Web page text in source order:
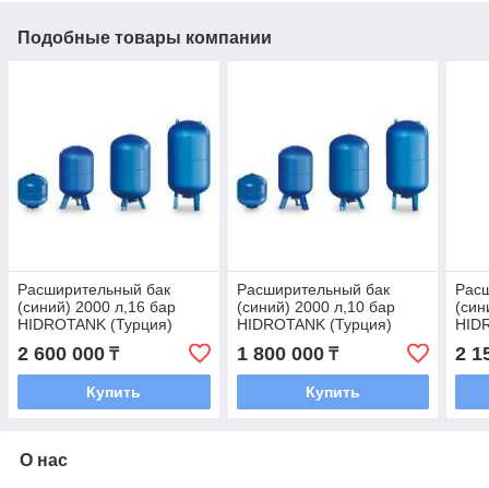
Подобные товары компании
Расширительный бак
(синий) 2000 л,16 бар
HIDROTANK (Турция)
2 600 000 ₸
Купить
Расширительный бак
(синий) 2000 л,10 бар
HIDROTANK (Турция)
1 800 000₸
Купить
2
О нас